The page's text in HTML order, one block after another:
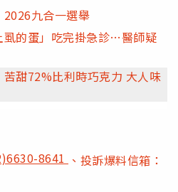
九合一選舉
的蛋」吃完掛急診…醫師疑
甜72%比利時巧克力 大人味
8641 、投訴爆料信箱：